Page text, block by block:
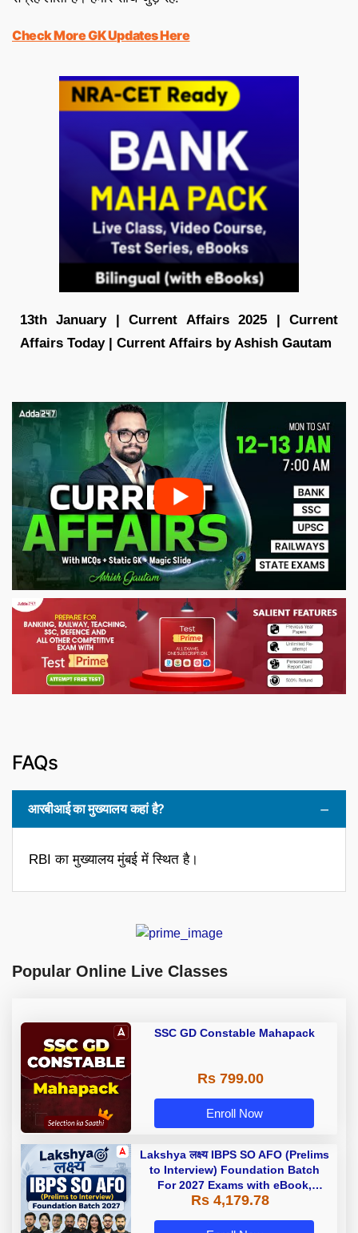
Check More GK Updates Here
13th January | Current Affairs 2025 | Current
Affairs Today | Current Affairs by Ashish Gautam
FAQs
आरबीआई का मुख्यालय कहां है?
RBI का मुख्यालय मुंबई में स्थित है।
Popular Online Live Classes
SSC GD Constable Mahapack
Rs 799.00
Enroll Now
Lakshya लक्ष्य IBPS SO AFO (Prelims
to Interview) Foundation Batch
For 2027 Exams with eBook,
TestSeries videos and | Online
Rs 4,179.78